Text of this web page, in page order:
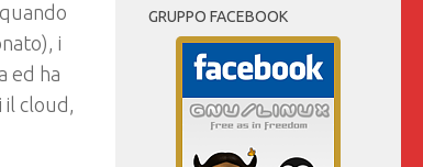
i
ed ha
il cloud,
GRUPPO FACEBOOK